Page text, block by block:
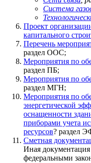
Система
Проект
капитального
Перечень
раздел ООС;
Мероприятия по
раздел ПБ;
Мероприятия по
раздел МГН;
Мероприятия по
энергетической
оснащенности
приборами учета
ресурсов? раздел
Сметная
Иная
федеральными